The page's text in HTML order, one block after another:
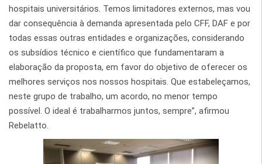
hospitais universitários. Temos limitadores externos, mas vou
dar consequência à demanda apresentada pelo CFF, DAF e por
todas essas outras entidades e organizações, considerando
os subsídios técnico e científico que fundamentaram a
elaboração da proposta, em favor do objetivo de oferecer os
melhores serviços nos nossos hospitais. Que estabeleçamos,
neste grupo de trabalho, um acordo, no menor tempo
possível. O ideal é trabalharmos juntos, sempre”, afirmou
Rebelatto.